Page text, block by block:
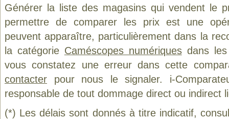
Générer la liste des magasins qui vendent le
permettre de comparer les prix est une
peuvent apparaître, particulièrement dans la
la catégorie Caméscopes numériquesdans les
vous constatez une erreur dans cette
contacter pour nous le signaler. i-
responsable de tout dommage direct ou indirect
(*) Les délais sont donnés à titre indicatif,